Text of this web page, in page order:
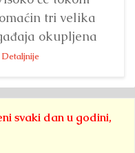
tri velika
okupljena
Detaljnije
svaki dan u godini,